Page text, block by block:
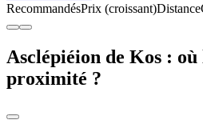
RecommandésPrix (croissant)Distance
Asclépiéion de Kos : où
proximité ?